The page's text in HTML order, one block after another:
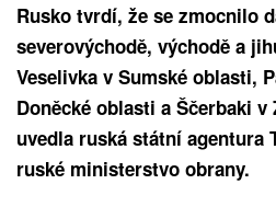
Rusko tvrdí, že se zmocnilo
severovýchodě, východě a
Veselivka v Sumské oblasti,
Doněcké oblasti a Ščerbaki
uvedla ruská státní agentura
ruské ministerstvo obrany.